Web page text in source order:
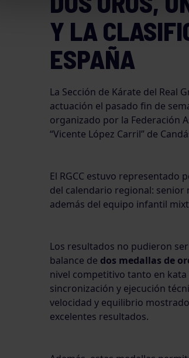
Y LA
ESPAÑA
La Sección de Kárate del Real
actuación el pasado fin de
organizado por la Federación
“Vicente López Carril” de
El RGCC estuvo representado
del calendario regional:
además del equipo infantil
Los resultados no pudieron
balance de dos medallas de
nivel competitivo tanto en
sincronización y ejecución
velocidad y equilibrio
excelentes resultados.